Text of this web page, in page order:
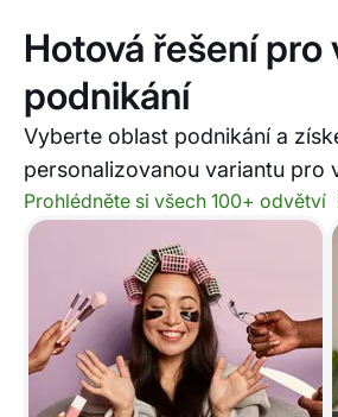
Hotová řešení pro
podnikání
Vyberte oblast podnikání a
personalizovanou variantu pro
Prohlédněte si všech 100+ odvětví